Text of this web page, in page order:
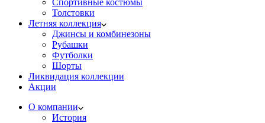
Толстовки
Летняя коллекция
Джинсы и комбинезоны
Рубашки
Футболки
Шорты
Ликвидация коллекции
Акции
О компании
История